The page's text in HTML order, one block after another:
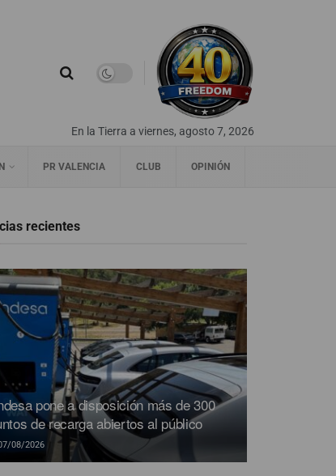
En la Tierra a viernes, agosto 7, 2026
PR VALENCIA CLUB OPINIÓN
recientes
pone a disposición más de 300
de recarga abiertos al público
08/2026